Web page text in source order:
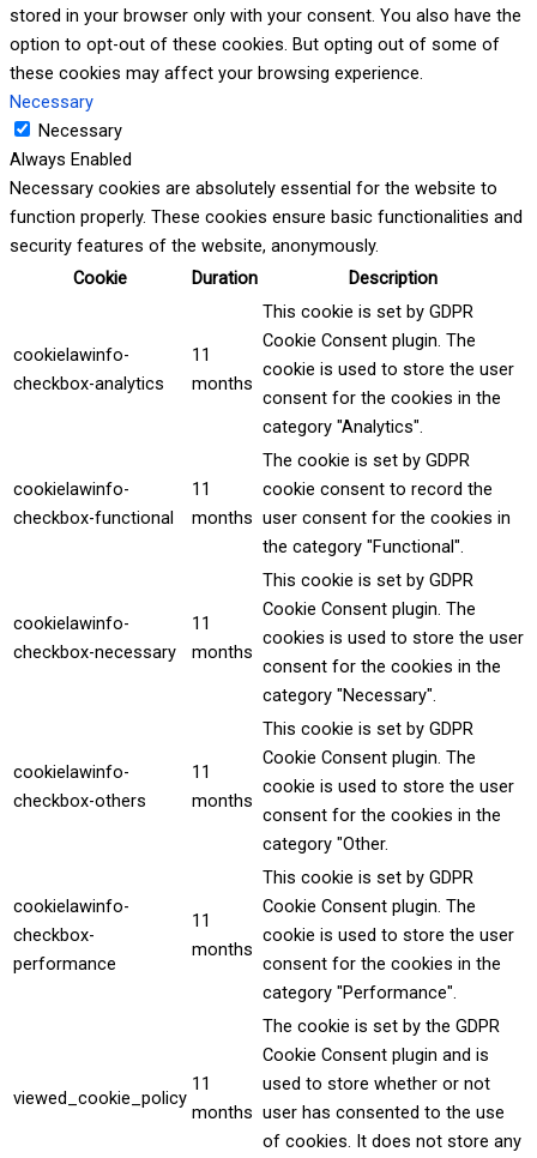
stored in your browser only with your consent. You also have the
option to opt-out of these cookies. But opting out of some of
these cookies may affect your browsing experience.
Necessary
Necessary
Always Enabled
Necessary cookies are absolutely essential for the website to
function properly. These cookies ensure basic functionalities and
security features of the website, anonymously.
Cookie
Duration Description
cookielawinfo-
checkbox-analytics
11
months
This cookie is set by GDPR
Cookie Consent plugin. The
cookie is used to store the user
consent for the cookies in the
category "Analytics".
cookielawinfo-
checkbox-functional
11
months
The cookie is set by GDPR
cookie consent to record the
user consent for the cookies in
the category "Functional".
cookielawinfo-
checkbox-necessary
11
months
This cookie is set by GDPR
Cookie Consent plugin. The
cookies is used to store the user
consent for the cookies in the
category "Necessary".
cookielawinfo-
checkbox-others
11
months
This cookie is set by GDPR
Cookie Consent plugin. The
cookie is used to store the user
consent for the cookies in the
category "Other.
cookielawinfo-
checkbox-
performance
11
months
This cookie is set by GDPR
Cookie Consent plugin. The
cookie is used to store the user
consent for the cookies in the
category "Performance".
viewed_cookie_policy
11
months
The cookie is set by the GDPR
Cookie Consent plugin and is
used to store whether or not
user has consented to the use
of cookies. It does not store any